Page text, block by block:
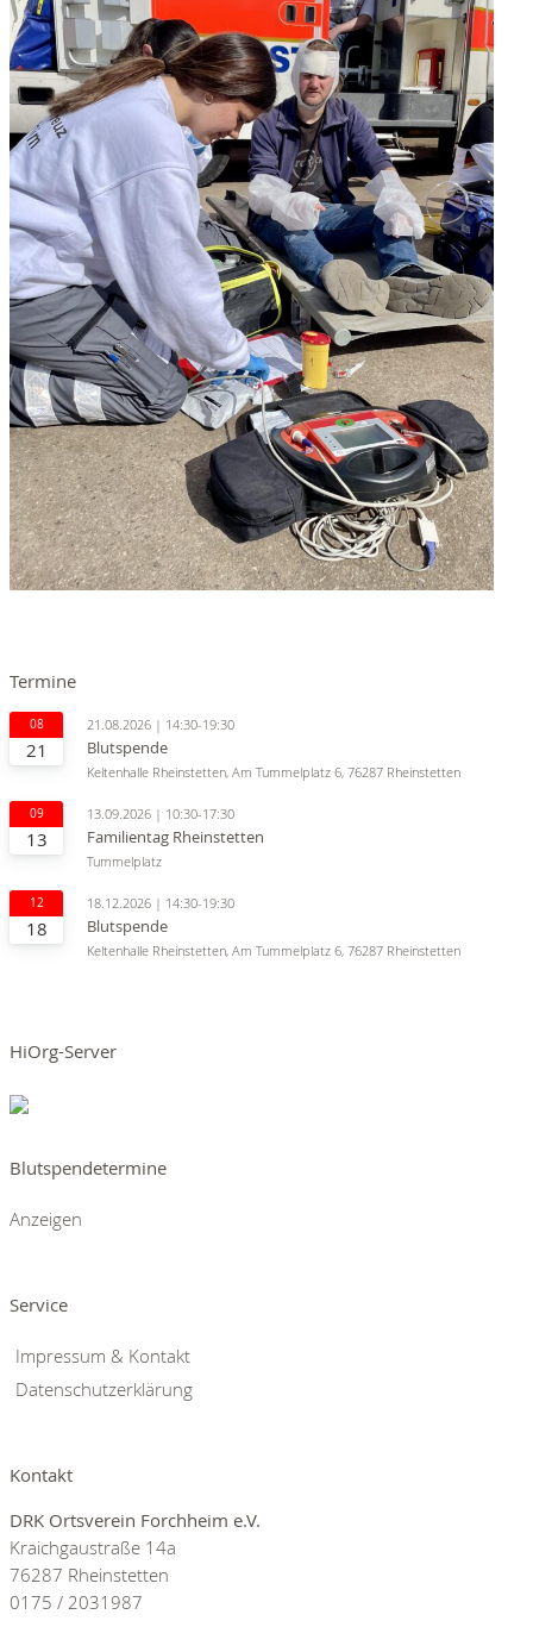
Termine
08
21
21.08.2026 | 14:30-19:30
Blutspende
Keltenhalle Rheinstetten, Am Tummelplatz 6, 76287 Rheinstetten
09
13
13.09.2026 | 10:30-17:30
Familientag Rheinstetten
Tummelplatz
12
18
18.12.2026 | 14:30-19:30
Blutspende
Keltenhalle Rheinstetten, Am Tummelplatz 6, 76287 Rheinstetten
HiOrg-Server
Blutspendetermine
Anzeigen
Service
Impressum & Kontakt
Datenschutzerklärung
Kontakt
DRK Ortsverein Forchheim e.V.
Kraichgaustraße 14a
76287 Rheinstetten
0175 / 2031987